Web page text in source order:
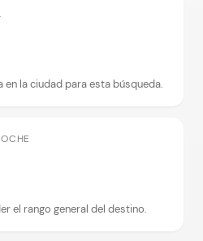
en la ciudad para esta búsqueda.
el rango general del destino.